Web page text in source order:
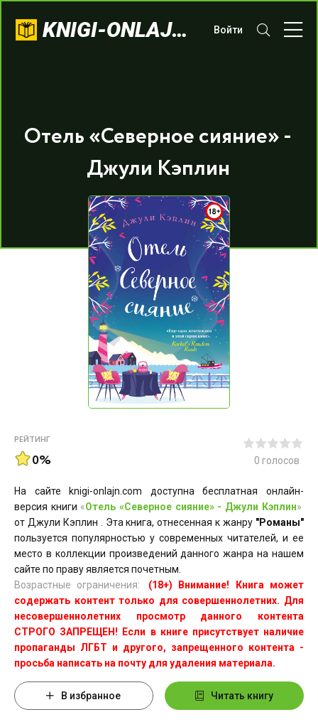
KNIGI-ONLAJN.COM Войти
Отель «Северное сияние» -
Джули Кэплин
РЕЙТИНГ
0% 0 голосов
На сайте knigi-onlajn.com доступна бесплатная онлайн-
версия книги «Отель «Северное сияние» - Джули Кэплин»
от Джули Кэплин . Эта книга, отнесенная к жанру "Романы"
пользуется популярностью у современных читателей, и ее
место в коллекции произведений данного жанра на нашем
сайте по праву является почетным.
Возрастные ограничения:
(18+) Внимание! Книга может
содержать контент только для совершеннолетних. Для
несовершеннолетних просмотр данного контента
СТРОГО ЗАПРЕЩЕН! Если в книге присутствует наличие
пропаганды ЛГБТ и другого, запрещенного контента -
просьба написать на почту для удаления материала.
В избранное Читать книгу